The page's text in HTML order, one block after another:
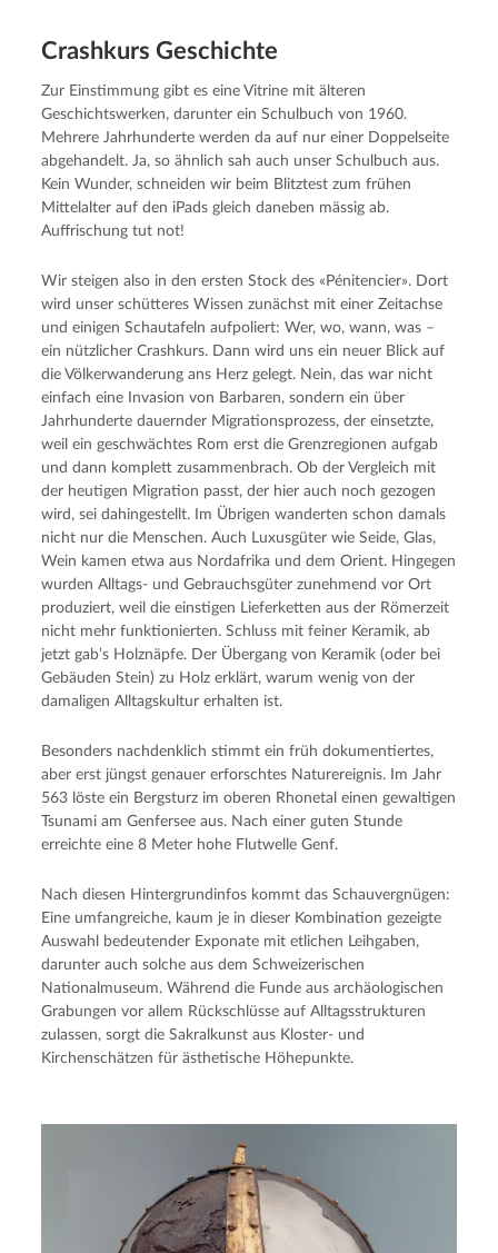
Crashkurs Geschichte
Zur Einstimmung gibt es eine Vitrine mit älteren
Geschichtswerken, darunter ein Schulbuch von 1960.
Mehrere Jahrhunderte werden da auf nur einer Doppelseite
abgehandelt. Ja, so ähnlich sah auch unser Schulbuch aus.
Kein Wunder, schneiden wir beim Blitztest zum frühen
Mittelalter auf den iPads gleich daneben mässig ab.
Auffrischung tut not!
Wir steigen also in den ersten Stock des «Pénitencier». Dort
wird unser schütteres Wissen zunächst mit einer Zeitachse
und einigen Schautafeln aufpoliert: Wer, wo, wann, was –
ein nützlicher Crashkurs. Dann wird uns ein neuer Blick auf
die Völkerwanderung ans Herz gelegt. Nein, das war nicht
einfach eine Invasion von Barbaren, sondern ein über
Jahrhunderte dauernder Migrationsprozess, der einsetzte,
weil ein geschwächtes Rom erst die Grenzregionen aufgab
und dann komplett zusammenbrach. Ob der Vergleich mit
der heutigen Migration passt, der hier auch noch gezogen
wird, sei dahingestellt. Im Übrigen wanderten schon damals
nicht nur die Menschen. Auch Luxusgüter wie Seide, Glas,
Wein kamen etwa aus Nordafrika und dem Orient. Hingegen
wurden Alltags- und Gebrauchsgüter zunehmend vor Ort
produziert, weil die einstigen Lieferketten aus der Römerzeit
nicht mehr funktionierten. Schluss mit feiner Keramik, ab
jetzt gab’s Holznäpfe. Der Übergang von Keramik (oder bei
Gebäuden Stein) zu Holz erklärt, warum wenig von der
damaligen Alltagskultur erhalten ist.
Besonders nachdenklich stimmt ein früh dokumentiertes,
aber erst jüngst genauer erforschtes Naturereignis. Im Jahr
563 löste ein Bergsturz im oberen Rhonetal einen gewaltigen
Tsunami am Genfersee aus. Nach einer guten Stunde
erreichte eine 8 Meter hohe Flutwelle Genf.
Nach diesen Hintergrundinfos kommt das Schauvergnügen:
Eine umfangreiche, kaum je in dieser Kombination gezeigte
Auswahl bedeutender Exponate mit etlichen Leihgaben,
darunter auch solche aus dem Schweizerischen
Nationalmuseum. Während die Funde aus archäologischen
Grabungen vor allem Rückschlüsse auf Alltagsstrukturen
zulassen, sorgt die Sakralkunst aus Kloster- und
Kirchenschätzen für ästhetische Höhepunkte.